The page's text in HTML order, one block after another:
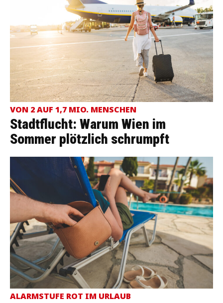
VON 2 AUF 1,7 MIO. MENSCHEN
Stadtflucht: Warum Wien im
Sommer plötzlich schrumpft
ALARMSTUFE ROT IM URLAUB